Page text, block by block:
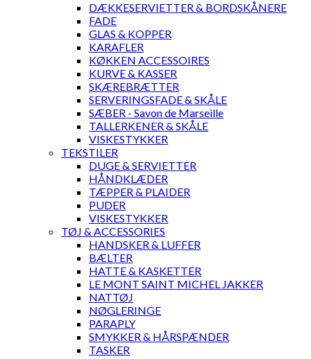
DÆKKESERVIETTER & BORDSKÅNERE
FADE
GLAS & KOPPER
KARAFLER
KØKKEN ACCESSOIRES
KURVE & KASSER
SKÆREBRÆTTER
SERVERINGSFADE & SKÅLE
SÆBER - Savon de Marseille
TALLERKENER & SKÅLE
VISKESTYKKER
TEKSTILER
DUGE & SERVIETTER
HÅNDKLÆDER
TÆPPER & PLAIDER
PUDER
VISKESTYKKER
TØJ & ACCESSORIES
HANDSKER & LUFFER
BÆLTER
HATTE & KASKETTER
LE MONT SAINT MICHEL JAKKER
NATTØJ
NØGLERINGE
PARAPLY
SMYKKER & HÅRSPÆNDER
TASKER